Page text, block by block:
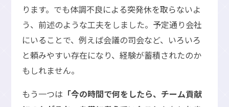
ります。でも体調不良による突発休を取らないよ
う、前述のような工夫をしました。予定通り会社
にいることで、例えば会議の司会など、いろいろ
と頼みやすい存在になり、経験が蓄積されたのか
もしれません。
もう一つは 「今の時間で何をしたら、チーム貢献